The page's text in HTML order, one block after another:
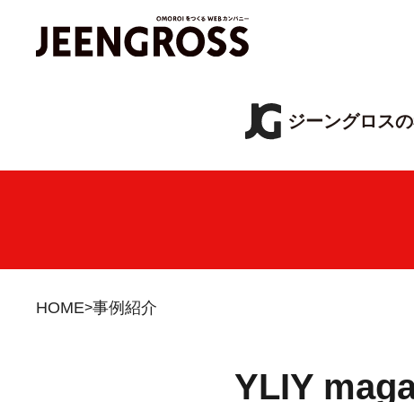
ジーングロス
HOME 事例紹介
YLIY